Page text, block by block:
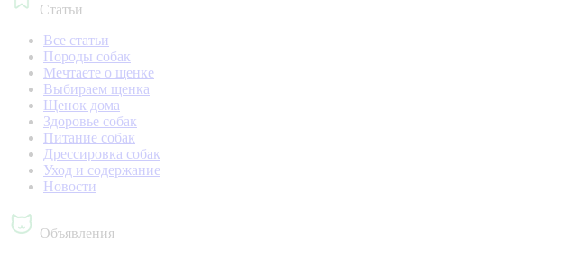
Статьи
Все статьи
Породы собак
Мечтаете о щенке
Выбираем щенка
Щенок дома
Здоровье собак
Питание собак
Дрессировка собак
Уход и содержание
Новости
Объявления